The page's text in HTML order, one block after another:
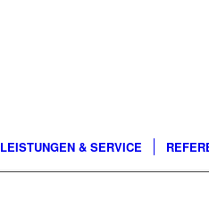
LEISTUNGEN & SERVICE